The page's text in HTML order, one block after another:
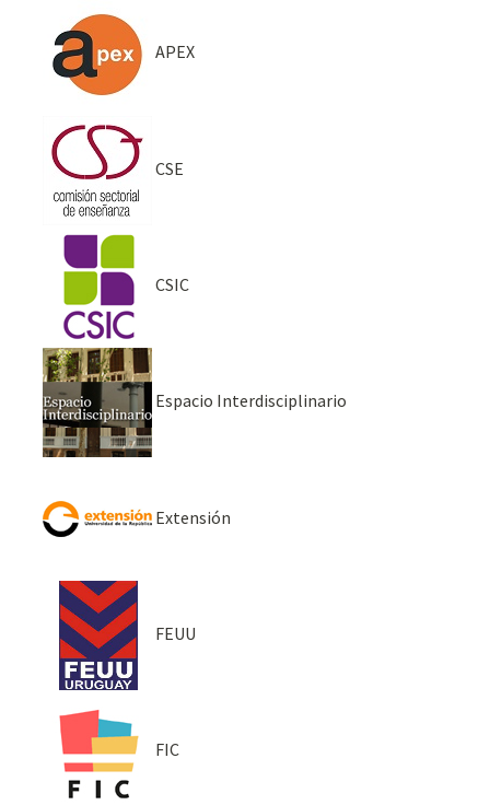
APEX
CSE
CSIC
Espacio Interdisciplinario
Extensión
FEUU
FIC